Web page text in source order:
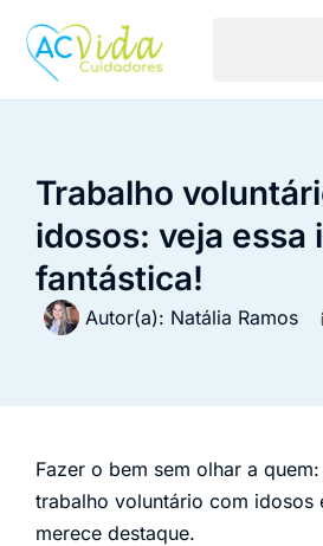
Trabalho
idosos: veja essa
fantástica!
Autor(a): Natália Ramos
Fazer o bem sem olhar a
trabalho voluntário com idosos
merece destaque.